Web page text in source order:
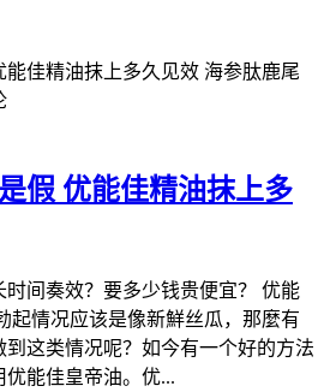
能佳精油抹上多久见效 海参肽鹿尾
假 优能佳精油抹上多
间奏效？要多少钱贵便宜？ 优能
起情况应该是像新鮮丝瓜，那麼有
这类情况呢？如今有一个好的方法
能佳皇帝油。优...